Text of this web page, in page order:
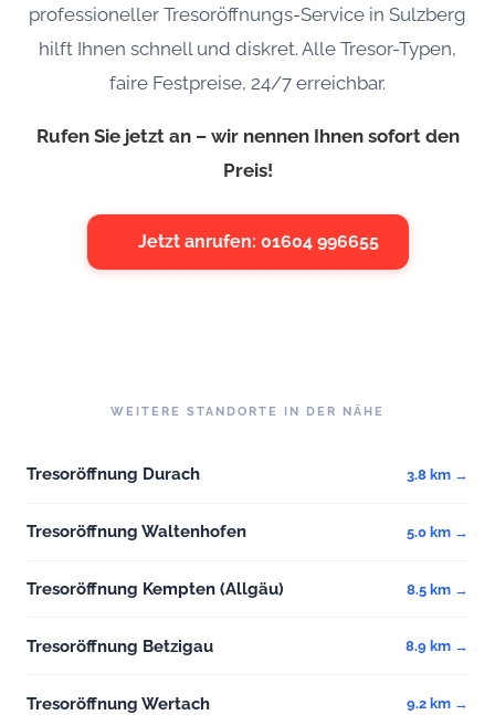
professioneller Tresoröffnungs-Service in Sulzberg
hilft Ihnen schnell und diskret. Alle Tresor-Typen,
faire Festpreise, 24/7 erreichbar.
Rufen Sie jetzt an – wir nennen Ihnen sofort den
Preis!
Jetzt anrufen: 01604 996655
WEITERE STANDORTE IN DER NÄHE
Tresoröffnung Durach 3.8 km →
Tresoröffnung Waltenhofen 5.0 km →
Tresoröffnung Kempten (Allgäu) 8.5 km →
Tresoröffnung Betzigau 8.9 km →
Tresoröffnung Wertach 9.2 km →